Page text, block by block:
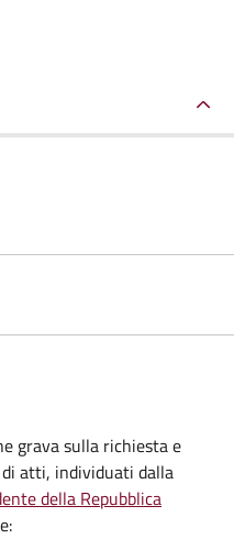
grava sulla richiesta e
atti, individuati dalla
della Repubblica